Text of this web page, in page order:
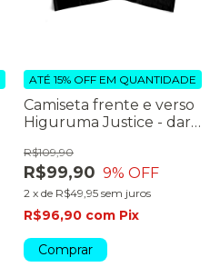
Camiseta frente e verso
Higuruma Justice - dark
R$99,90
R$109,90
9% OFF
2 x de R$49,95 sem juros
ATÉ 15% OFF EM QUANTIDADE
R$96,90 com Pix
Comprar